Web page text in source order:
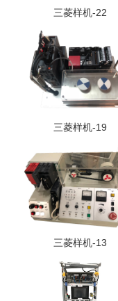
三菱样机-22
三菱样机-19
三菱样机-13